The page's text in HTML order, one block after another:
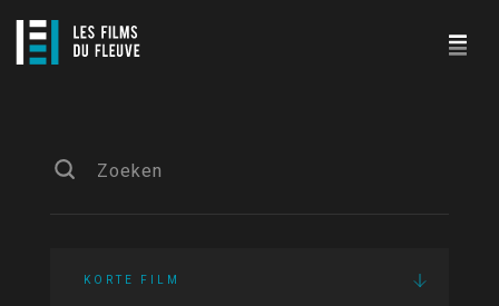
KORTE FILM